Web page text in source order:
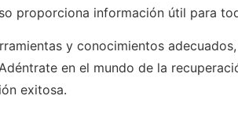
proporciona información útil para
y conocimientos
en el mundo de la
exitosa.